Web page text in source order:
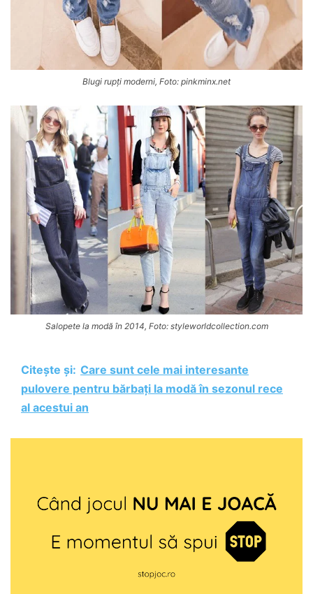
Blugi rupți moderni, Foto: pinkminx.net
Salopete la modă în 2014, Foto: styleworldcollection.com
Citește și: Care sunt cele mai interesante
pulovere pentru bărbați la modă în sezonul rece
al acestui an